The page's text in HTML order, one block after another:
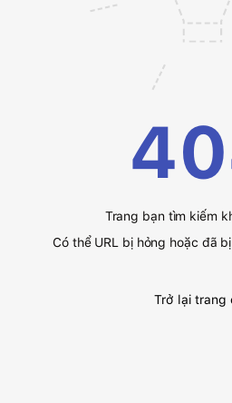
Trang bạn tìm kiếm
Có thể URL bị hỏng hoặc đã
Trở lại trang